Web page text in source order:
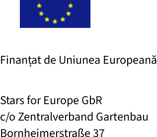
Finanțat de Uniunea Europeană
Stars for Europe GbR
c/o Zentralverband Gartenbau
Bornheimerstraße 37